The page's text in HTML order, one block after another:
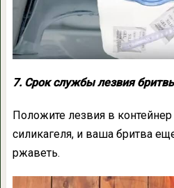
7. Срок службы лезвия
Положите лезвия в
силикагеля, и ваша бритва
ржаветь.